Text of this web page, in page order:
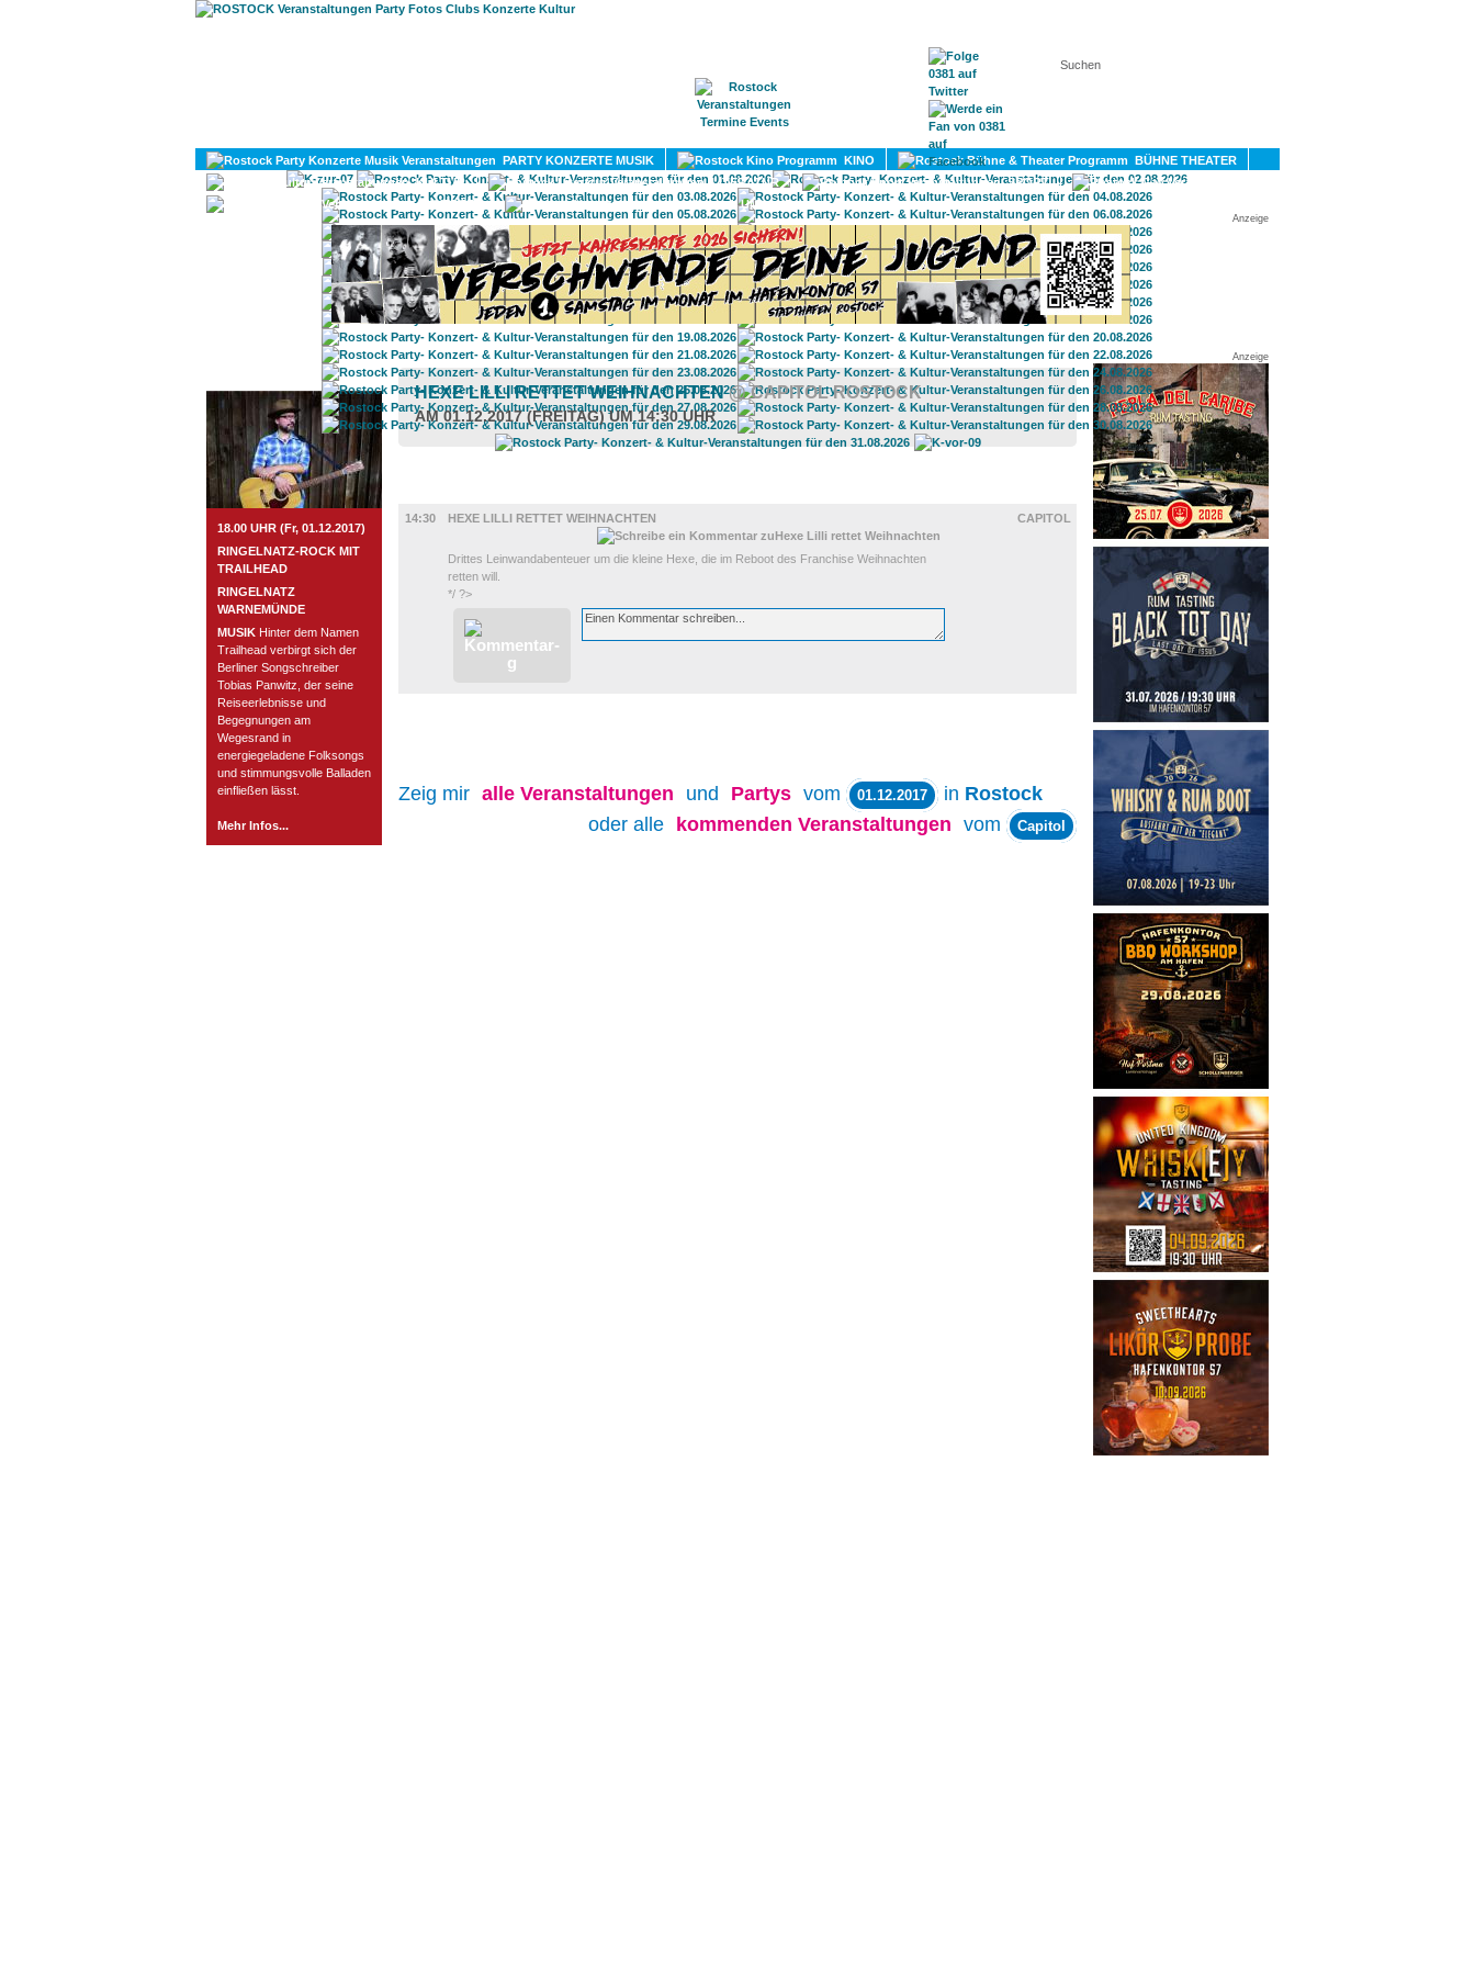
KONTAKT
PARTY KONZERTE MUSIK KINO
BÜHNE THEATER
KULTUR
LITERATUR SPORT
DIVERSES
UMLAND
Anzeige
ROSTOCK TAGESTIPP
18.00 UHR (Fr, 01.12.2017)
RINGELNATZ-ROCK MIT
TRAILHEAD
RINGELNATZ
WARNEMÜNDE
MUSIK Hinter dem Namen
Trailhead verbirgt sich der
Berliner Songschreiber
Tobias Panwitz, der seine
Reiseerlebnisse und
Begegnungen am
Wegesrand in
energiegeladene Folksongs
und stimmungsvolle Balladen
einfließen lässt.
Mehr Infos...
Anzeige
HEXE LILLI RETTET WEIHNACHTEN@ CAPITOL ROSTOCK
AM 01.12.2017 (FREITAG) UM 14:30 UHR
14:30
HEXE LILLI RETTET WEIHNACHTEN CAPITOL
Drittes Leinwandabenteuer um die kleine Hexe, die im Reboot des Franchise Weihnachten
retten will.
*/ ?>
Zeig mir alle Veranstaltungen und Partys vom 01.12.2017 in Rostock
oder alle
kommenden Veranstaltungen vom Capitol